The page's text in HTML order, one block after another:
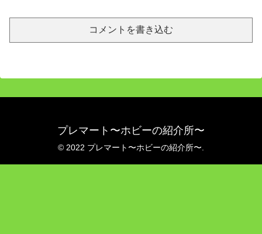
コメントを書き込む
プレマート〜ホビーの紹介所〜
© 2022 プレマート〜ホビーの紹介所〜.